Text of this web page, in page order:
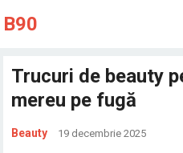
B90
Trucuri de beauty
mereu pe fugă
Beauty 19 decembrie 2025